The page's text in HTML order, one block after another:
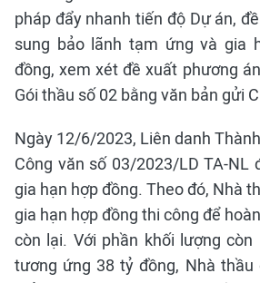
pháp đẩy nhanh tiến độ Dự án,
sung bảo lãnh tạm ứng và gia
đồng, xem xét đề xuất phương
Gói thầu số 02 bằng văn bản gửi
Ngày 12/6/2023, Liên danh
Công văn số 03/2023/LD TA-NL
gia hạn hợp đồng. Theo đó, Nhà
gia hạn hợp đồng thi công để
còn lại. Với phần khối lượng
tương ứng 38 tỷ đồng, Nhà thầu